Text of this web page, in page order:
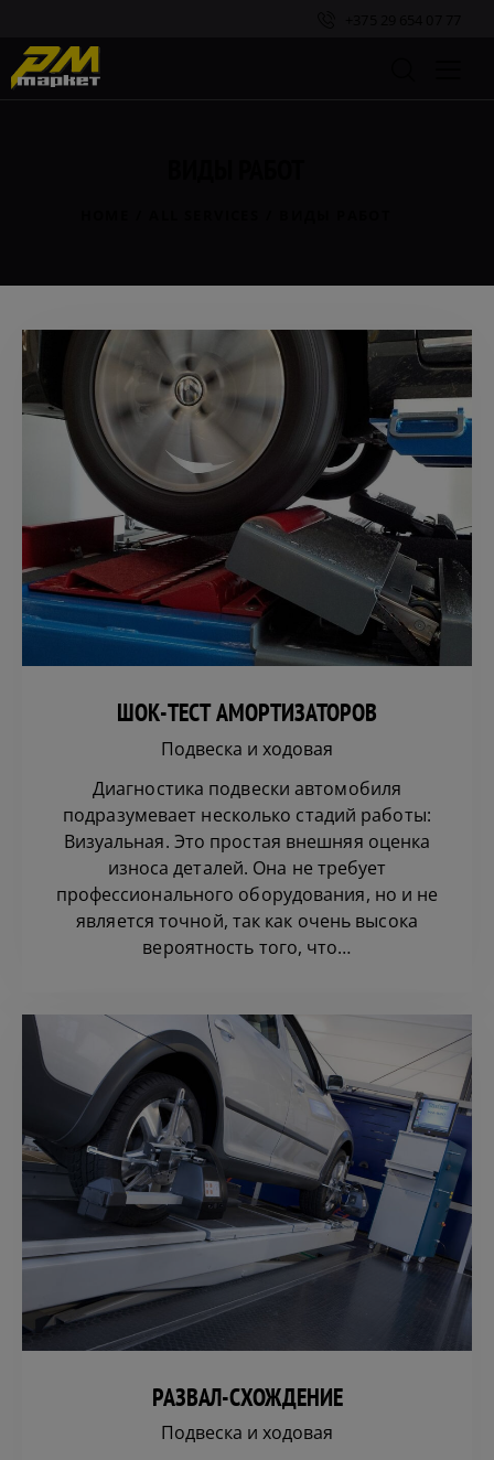
ШОК-ТЕСТ АМОРТИЗАТОРОВ
Подвеска и ходовая
Диагностика подвески автомобиля
подразумевает несколько стадий работы:
Визуальная. Это простая внешняя оценка
износа деталей. Она не требует
профессионального оборудования, но и не
является точной, так как очень высока
вероятность того, что…
РАЗВАЛ-СХОЖДЕНИЕ
Подвеска и ходовая